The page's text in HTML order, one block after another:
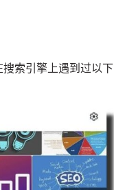
搜索引擎上遇到过以下